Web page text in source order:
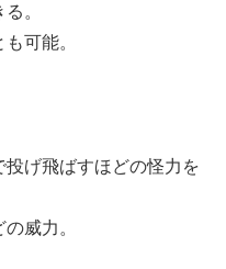
。
可能。
げ飛ばすほどの怪力を
威力。